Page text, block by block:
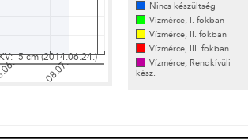
Nincs készültség
Vízmérce, I. fokban
Vízmérce, II. fokban
Vízmérce, III. fokban
Vízmérce, Rendkívüli
kész.